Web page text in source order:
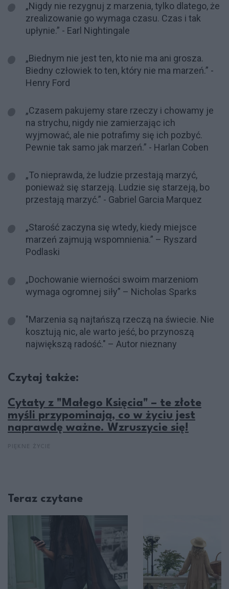
„Nigdy nie rezygnuj z marzenia, tylko dlatego, że
zrealizowanie go wymaga czasu. Czas i tak
upłynie.” - Earl Nightingale
„Biednym nie jest ten, kto nie ma ani grosza.
Biedny człowiek to ten, który nie ma marzeń.” -
Henry Ford
„Czasem pakujemy stare rzeczy i chowamy je
na strychu, nigdy nie zamierzając ich
wyjmować, ale nie potrafimy się ich pozbyć.
Pewnie tak samo jak marzeń.” - Harlan Coben
„To nieprawda, że ludzie przestają marzyć,
ponieważ się starzeją. Ludzie się starzeją, bo
przestają marzyć.” - Gabriel Garcia Marquez
„Starość zaczyna się wtedy, kiedy miejsce
marzeń zajmują wspomnienia.” – Ryszard
Podlaski
„Dochowanie wierności swoim marzeniom
wymaga ogromnej siły” – Nicholas Sparks
"Marzenia są najtańszą rzeczą na świecie. Nie
kosztują nic, ale warto jeść, bo przynoszą
największą radość." – Autor nieznany
Czytaj także:
Cytaty z "Małego Księcia" – te złote
myśli przypominają, co w życiu jest
naprawdę ważne. Wzruszycie się!
Teraz czytane